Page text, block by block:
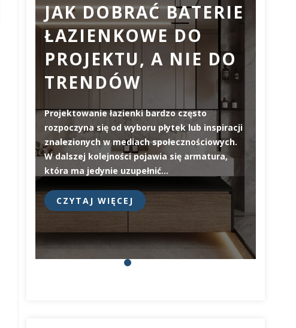
JAK DOBRAĆ BATERIE
ŁAZIENKOWE DO
PROJEKTU, A NIE DO
TRENDÓW
Projektowanie łazienki bardzo często
rozpoczyna się od wyboru płytek lub inspiracji
znalezionych w mediach społecznościowych.
W dalszej kolejności pojawia się armatura,
która ma jedynie uzupełnić…
CZYTAJ WIĘCEJ